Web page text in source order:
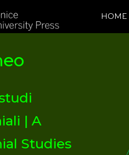
HOME
| A
Studies